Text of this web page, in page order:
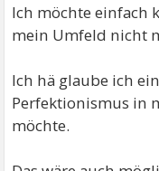
Ich möchte einfach
mein Umfeld nicht
Ich hä glaube ich
Perfektionismus in
möchte.